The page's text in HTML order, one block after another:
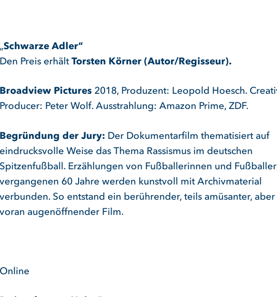
„Schwarze Adler“
Den Preis erhält Torsten Körner (Autor/Regisseur).
Broadview Pictures 2018, Produzent: Leopold Hoesch.
Producer: Peter Wolf. Ausstrahlung: Amazon Prime, ZDF.
Begründung der Jury: Der Dokumentarfilm thematisiert auf
eindrucksvolle Weise das Thema Rassismus im deutschen
Spitzenfußball. Erzählungen von Fußballerinnen und
vergangenen 60 Jahre werden kunstvoll mit Archivmaterial
verbunden. So entstand ein berührender, teils amüsanter,
voran augenöffnender Film.
Online